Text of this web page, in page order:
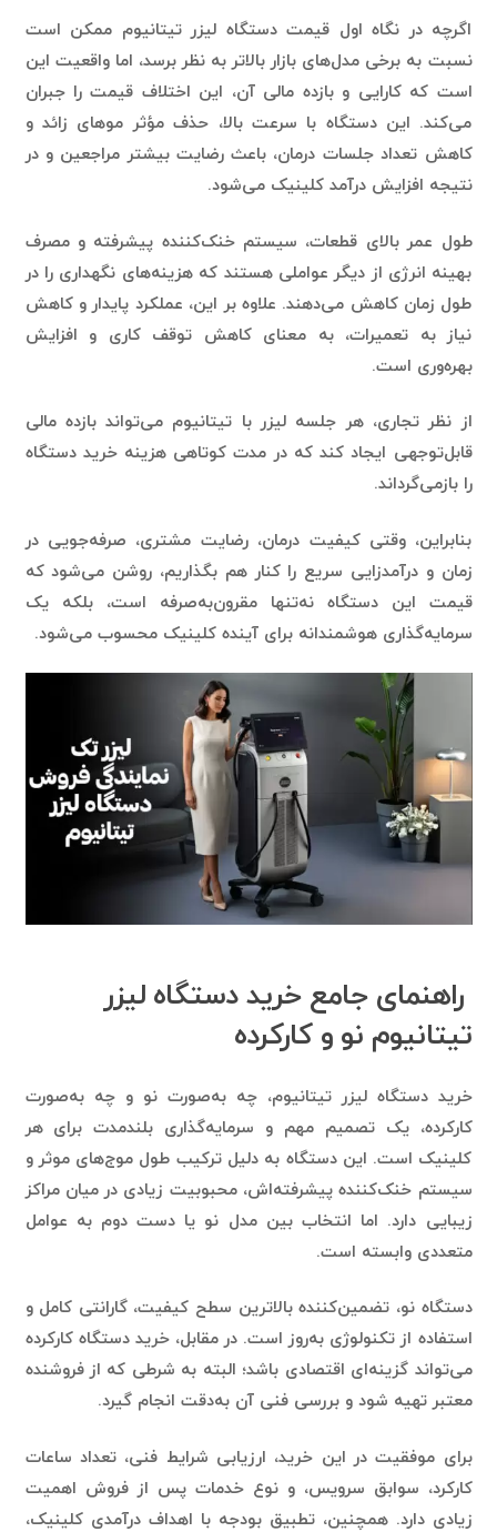
نسبت به برخی مدل‌های بازار بالاتر به نظر برسد، اما واقعیت این
است که کارایی و بازده مالی آن، این اختلاف قیمت را جبران
می‌کند. این دستگاه با سرعت بالا، حذف مؤثر موهای زائد و
کاهش تعداد جلسات درمان، باعث رضایت بیشتر مراجعین و در
نتیجه افزایش درآمد کلینیک می‌شود.
بهینه انرژی از دیگر عواملی هستند که هزینه‌های نگهداری را در
طول زمان کاهش می‌دهند. علاوه بر این، عملکرد پایدار و کاهش
نیاز به تعمیرات، به معنای کاهش توقف کاری و افزایش
بهره‌وری است.
قابل‌توجهی ایجاد کند که در مدت کوتاهی هزینه خرید دستگاه
را بازمی‌گرداند.
زمان و درآمدزایی سریع را کنار هم بگذاریم، روشن می‌شود که
قیمت این دستگاه نه‌تنها مقرون‌به‌صرفه است، بلکه یک
سرمایه‌گذاری هوشمندانه برای آینده کلینیک محسوب می‌شود.
تیتانیوم نو و کارکرده
کارکرده، یک تصمیم مهم و سرمایه‌گذاری بلندمدت برای هر
کلینیک است. این دستگاه به دلیل ترکیب طول موج‌های موثر و
سیستم خنک‌کننده پیشرفته‌اش، محبوبیت زیادی در میان مراکز
زیبایی دارد. اما انتخاب بین مدل نو یا دست دوم به عوامل
متعددی وابسته است.
استفاده از تکنولوژی به‌روز است. در مقابل، خرید دستگاه کارکرده
می‌تواند گزینه‌ای اقتصادی باشد؛ البته به شرطی که از فروشنده
معتبر تهیه شود و بررسی فنی آن به‌دقت انجام گیرد.
کارکرد، سوابق سرویس، و نوع خدمات پس از فروش اهمیت
زیادی دارد. همچنین، تطبیق بودجه با اهداف درآمدی کلینیک،
انتخاب را آسان‌تر می‌کند.